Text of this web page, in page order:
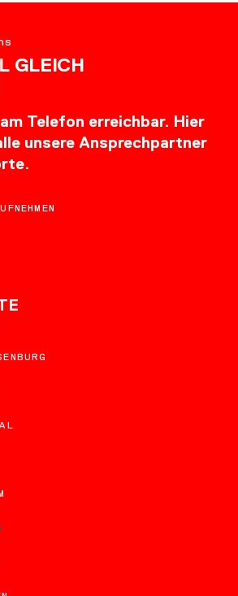
GLEICH
Telefon erreichbar. Hier
unsere Ansprechpartner